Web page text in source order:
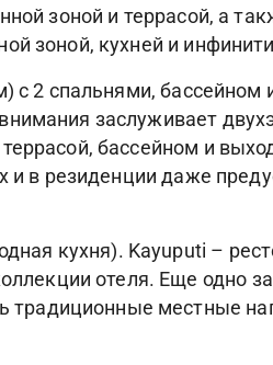
зоной и террасой, а
зоной, кухней и
с 2 спальнями, бассейном
заслуживает
бассейном и
и в резиденции даже
кухня). Kayuputi –
отеля. Еще одно
традиционные местные